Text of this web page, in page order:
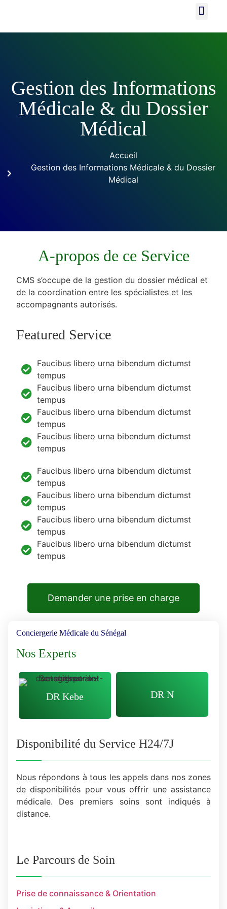
Gestion des Informations
Médicale & du Dossier
Médical
Accueil
Gestion des Informations Médicale & du Dossier
Médical
A-propos de ce Service
CMS s’occupe de la gestion du dossier médical et
de la coordination entre les spécialistes et les
accompagnants autorisés.
Featured Service
Faucibus libero urna bibendum dictumst
tempus
Faucibus libero urna bibendum dictumst
tempus
Faucibus libero urna bibendum dictumst
tempus
Faucibus libero urna bibendum dictumst
tempus
Faucibus libero urna bibendum dictumst
tempus
Faucibus libero urna bibendum dictumst
tempus
Faucibus libero urna bibendum dictumst
tempus
Faucibus libero urna bibendum dictumst
tempus
Demander une prise en charge
Conciergerie Médicale du Sénégal
Nos Experts
DR Kebe DR N
Disponibilité du Service H24/7J
Nous répondons à tous les appels dans nos zones
de disponibilités pour vous offrir une assistance
médicale. Des premiers soins sont indiquésà
distance.
Le Parcours de Soin
Prise de connaissance & Orientation